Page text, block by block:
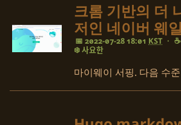
크롬 기반의 더
저인 네이버 웨일
📅 2022-07-28 18:01 KST ·
❄️ 사요한
마이웨이 서핑. 다음 수